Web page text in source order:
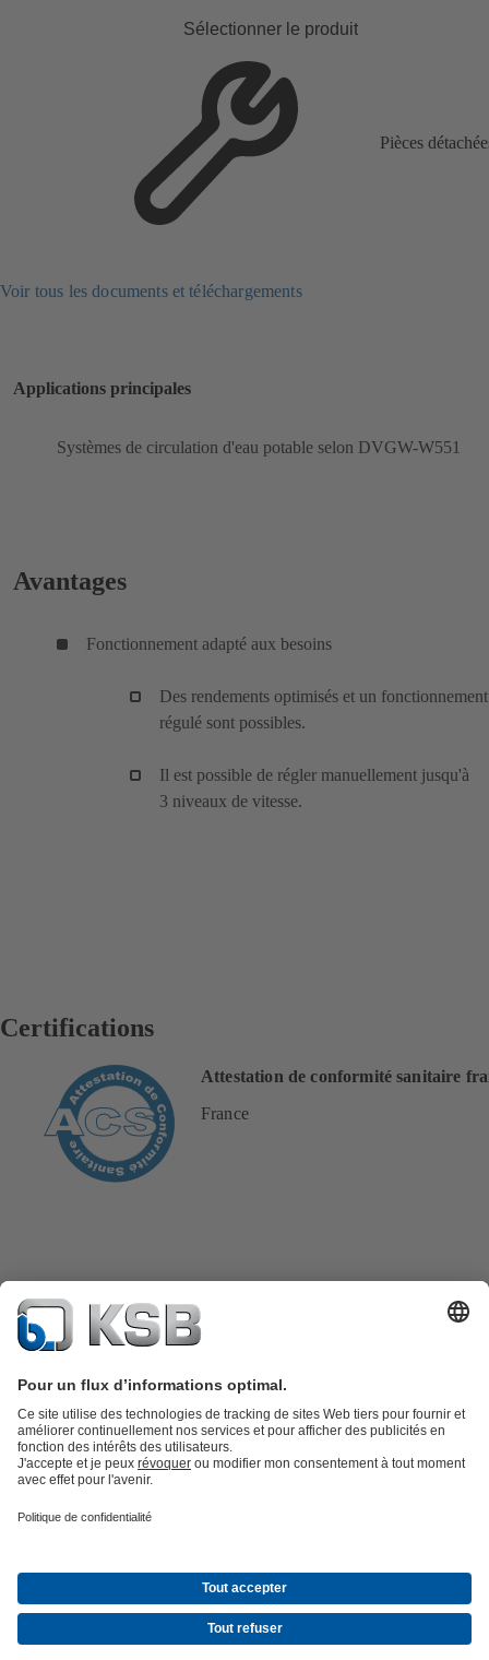
Sélectionner le produit
Pièces
Voir tous les documents et téléchargements
Applications principales
Systèmes de circulation d'eau potable selon DVGW-W551
Avantages
Fonctionnement adapté aux besoins
Des rendements optimisés et un fonctionnement
régulé sont possibles.
Il est possible de régler manuellement jusqu'à
3 niveaux de vitesse.
Certifications
Attestation de conformité sanitaire
France
service : service premium pour les pompes et les robinets
Eaux uséesEau propreIndustrieBâtimentÉnergie
ÉvènementsPresseCarrières